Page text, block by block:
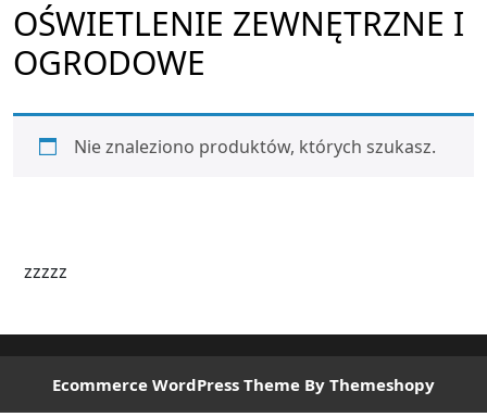
OŚWIETLENIE ZEWNĘTRZNE I
OGRODOWE
Nie znaleziono produktów, których szukasz.
zzzzz
Ecommerce WordPress Theme By Themeshopy